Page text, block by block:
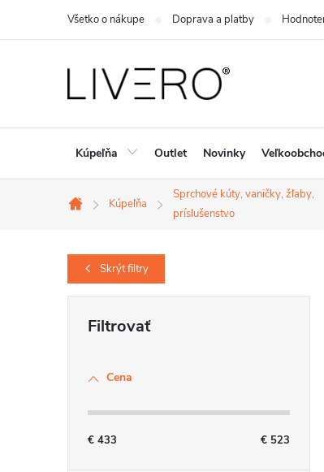
Všetko o nákupe Doprava a platby
Kúpeľňa Outlet Novinky
Domov
Kúpeľňa
Sprchové kúty, vaničky, žľaby,
príslušenstvo
Skrýtfiltry
Cena
€ 433 € 523